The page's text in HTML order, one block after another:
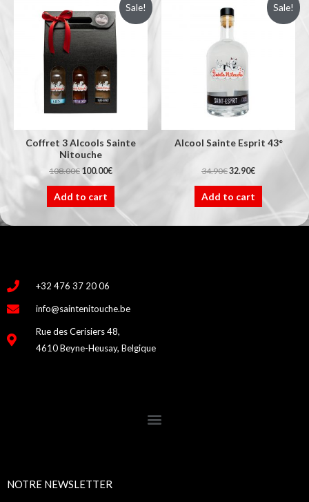
Sale!
Coffret 3 Alcools Sainte
Nitouche
108.00€ 100.00€
Add to cart
Sale!
Alcool Sainte Esprit 43°
34.90€32.90€
Add to cart
+32 476 37 20 06
info@saintenitouche.be
Rue des Cerisiers 48,
4610 Beyne-Heusay, Belgique
NOTRE NEWSLETTER